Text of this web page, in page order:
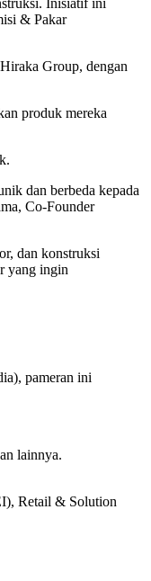
& Pakar
Group, dengan
produk mereka
dan berbeda kepada
Co-Founder
dan konstruksi
yang ingin
pameran ini
lainnya.
Retail & Solution